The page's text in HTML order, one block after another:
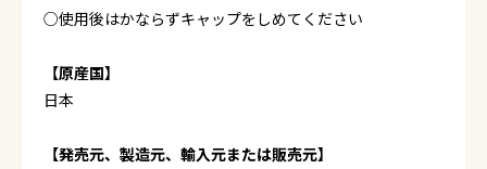
○使用後はかならずキャップをしめてください
【原産国】
日本
【発売元、製造元、輸入元または販売元】